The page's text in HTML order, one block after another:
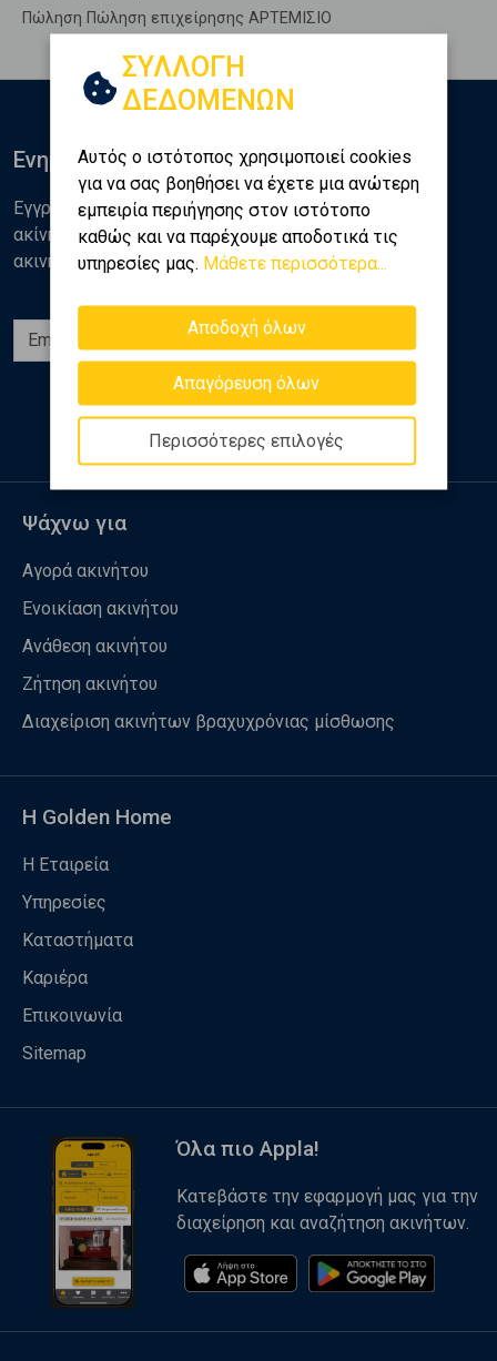
Πώληση Πώληση επιχείρησης ΑΡΤΕΜΙΣΙΟ
ΣΥΛΛΟΓΗ
ΔΕΔΟΜΕΝΩΝ
Αυτός ο ιστότοπος χρησιμοποιεί cookies
για να σας βοηθήσει να έχετε μια ανώτερη
εμπειρία περιήγησης στον ιστότοπο
καθώς και να παρέχουμε αποδοτικά τις
υπηρεσίες μας. Μάθετε περισσότερα...
Αποδοχή όλων
Απαγόρευση όλων
Περισσότερες επιλογές
Ενημερωθείτε
Εγγραφείτε στο newsletter της Golden Home για νέα
ακίνητα, αναλύσεις και διάφορα θέματα της αγοράς
ακινήτων
Εγγραφή
Ακολουθήστε μας
Ψάχνω για
Αγορά ακινήτου
Ενοικίαση ακινήτου
Ανάθεση ακινήτου
Ζήτηση ακινήτου
Διαχείριση ακινήτων βραχυχρόνιας μίσθωσης
Η Golden Home
Η Εταιρεία
Υπηρεσίες
Καταστήματα
Καριέρα
Επικοινωνία
Sitemap
Όλα πιο Appla!
Κατεβάστε την εφαρμογή μας για την
διαχείρηση και αναζήτηση ακινήτων.